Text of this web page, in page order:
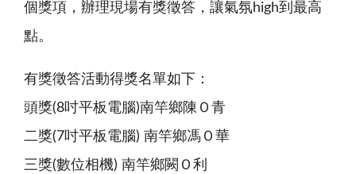
個獎項，辦理現場有獎徵答，讓氣氛high到最高
點。
有獎徵答活動得獎名單如下：
頭獎(8吋平板電腦)南竿鄉陳Ｏ青
二獎(7吋平板電腦) 南竿鄉馮Ｏ華
三獎(數位相機) 南竿鄉闕Ｏ利